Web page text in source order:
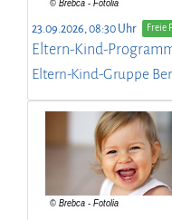
23.09.2026, 08:30 Uhr Freie
Eltern-Kind-
Eltern-Kind-Gruppe